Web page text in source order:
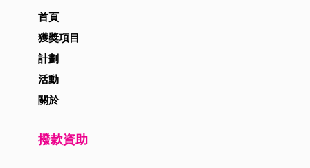
首頁
獲獎項目
計劃
活動
關於
撥款資助